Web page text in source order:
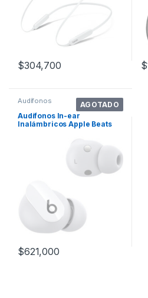
$304,700 $
AGOTADO
Audífonos
Audífonos In-ear
Inalámbricos Apple Beats
$621,000